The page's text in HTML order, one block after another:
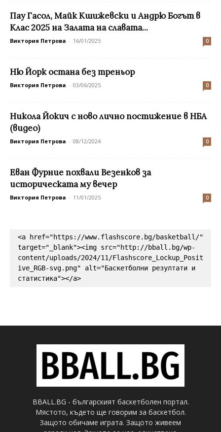
Пау Гасол, Майк Кшижевски и Андрю Богът в
Клас 2025 на Залата на славата...
Виктория Петрова - 16/01/2025 0
Ню Йорк остана без треньор
Виктория Петрова - 03/06/2025 0
Никола Йокич с ново лично постижение в НБА
(видео)
Виктория Петрова - 08/12/2024 0
Еван Фурние похвали Везенков за
историческата му вечер
Виктория Петрова - 11/01/2025 0
<a href="https://www.flashscore.bg/basketball/"
target="_blank"><img src="http://bball.bg/wp-
content/uploads/2024/11/Flashscore_Lockup_Posit
ive_RGB-svg.png" alt="Баскетболни резултати и
статистика"></a>
BBALL.BG - българският баскетболен портал.
Мястото, където ще говорим за баскетбол.
Защото обичаме играта. Защото живеем